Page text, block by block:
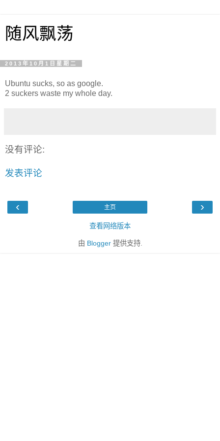
随风飘荡
2013年10月1日星期二
Ubuntu sucks, so as google.
2 suckers waste my whole day.
没有评论:
发表评论
‹ ›
主页
查看网络版本
由 Blogger提供支持.